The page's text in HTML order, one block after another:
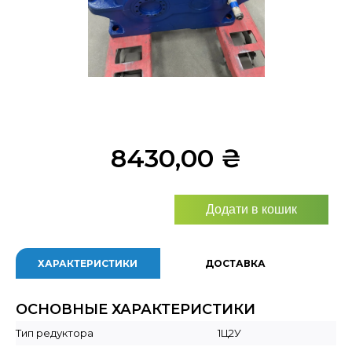
8430,00 ₴
Додати в кошик
ХАРАКТЕРИСТИКИ ДОСТАВКА
ОСНОВНЫЕ ХАРАКТЕРИСТИКИ
Тип редуктора
1Ц2У